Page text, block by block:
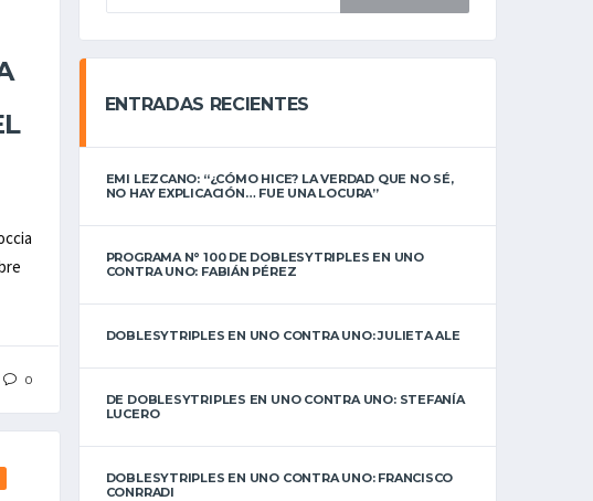
0
ENTRADAS RECIENTES
EMI LEZCANO: “¿CÓMO HICE? LA VERDAD QUE NO SÉ,
NO HAY EXPLICACIÓN… FUE UNA LOCURA”
PROGRAMA N° 100 DE DOBLESYTRIPLES EN UNO
CONTRA UNO: FABIÁN PÉREZ
DOBLESYTRIPLES EN UNO CONTRA UNO: JULIETA ALE
DE DOBLESYTRIPLES EN UNO CONTRA UNO: STEFANÍA
LUCERO
DOBLESYTRIPLES EN UNO CONTRA UNO: FRANCISCO
CONRRADI